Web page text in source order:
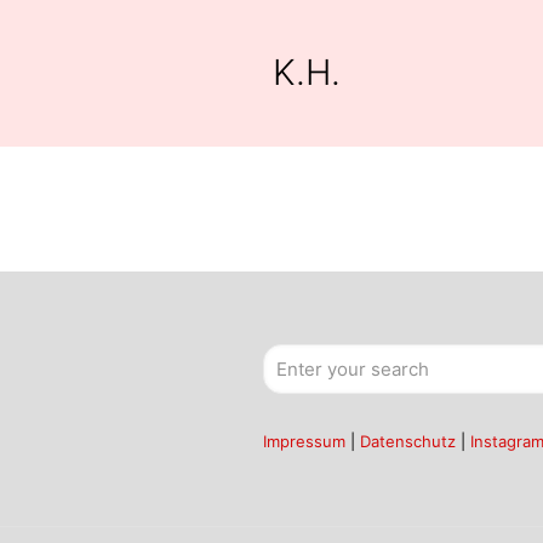
K.H.
Impressum Datenschutz Instagram